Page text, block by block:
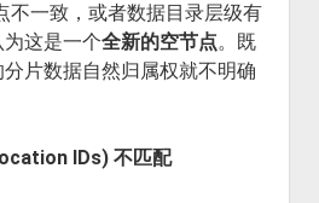
不一致，或者数据目录层级有
这是一个全新的空节点。既
片数据自然归属权就不明确
IDs) 不匹配